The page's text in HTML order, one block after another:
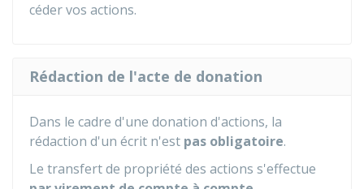
céder vos actions.
Rédaction de l'acte de donation
Dans le cadre d'une donation d'actions, la
rédaction d'un écrit n'est pas obligatoire.
Le transfert de propriété des actions s'effectue